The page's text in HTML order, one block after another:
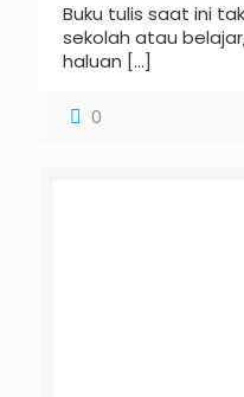
Buku tulis saat ini
sekolah atau
haluan […]
0